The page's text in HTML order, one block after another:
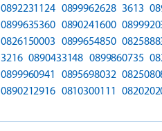
0892231124 0899962628 3613
0899635360 0890241600
0826150003 0899654850
3216 0890433148 0899860735
0899960941 0895698032
0890212916 0810300111